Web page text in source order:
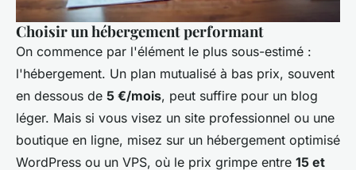
Choisir un hébergement performant
On commence par l'élément le plus sous-estimé :
l'hébergement. Un plan mutualisé à bas prix, souvent
en dessous de 5 €/mois, peut suffire pour un blog
léger. Mais si vous visez un site professionnel ou une
boutique en ligne, misez sur un hébergement optimisé
WordPress ou un VPS, où le prix grimpe entre 15 et